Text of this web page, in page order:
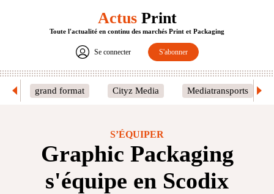
ActusPrint
Toute l'actualité en continu des marchés Print et Packaging
Se connecter S'abonner
grand format Cityz Media Mediatransports
S’ÉQUIPER
Graphic Packaging
s'équipe en Scodix